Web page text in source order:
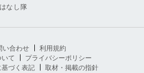
なし隊
い合わせ
利用規約
て
プライバシーポリシー
づく表記
取材・掲載の指針